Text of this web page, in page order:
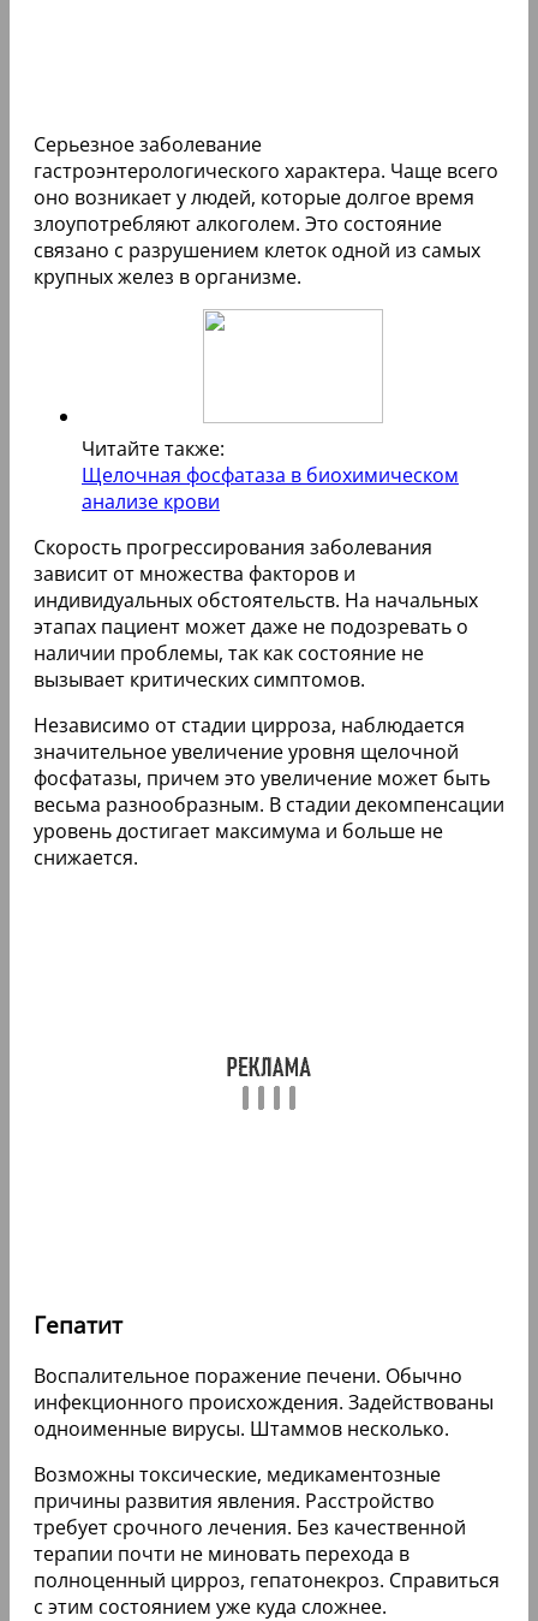
Серьезное заболевание
гастроэнтерологического характера. Чаще всего
оно возникает у людей, которые долгое время
злоупотребляют алкоголем. Это состояние
связано с разрушением клеток одной из самых
крупных желез в организме.
Читайте также:
Щелочная фосфатаза в биохимическом
анализе крови
Скорость прогрессирования заболевания
зависит от множества факторов и
индивидуальных обстоятельств. На начальных
этапах пациент может даже не подозревать о
наличии проблемы, так как состояние не
вызывает критических симптомов.
Независимо от стадии цирроза, наблюдается
значительное увеличение уровня щелочной
фосфатазы, причем это увеличение может быть
весьма разнообразным. В стадии декомпенсации
уровень достигает максимума и больше не
снижается.
Гепатит
Воспалительное поражение печени. Обычно
инфекционного происхождения. Задействованы
одноименные вирусы. Штаммов несколько.
Возможны токсические, медикаментозные
причины развития явления. Расстройство
требует срочного лечения. Без качественной
терапии почти не миновать перехода в
полноценный цирроз, гепатонекроз. Справиться
с этим состоянием уже куда сложнее.